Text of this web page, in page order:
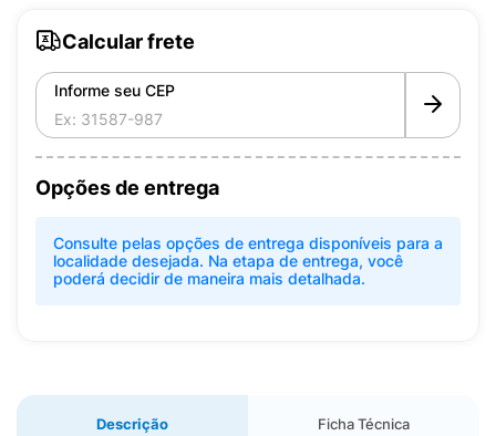
Calcular frete
Informe seu CEP
Opções de entrega
Consulte pelas opções de entrega disponíveis para a
localidade desejada. Na etapa de entrega, você
poderá decidir de maneira mais detalhada.
Descrição Ficha Técnica